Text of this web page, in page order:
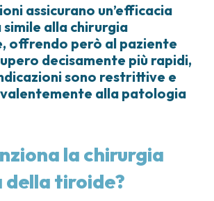
assicurano un’efficacia
alla chirurgia
offrendo però al paziente
decisamente più rapidi,
sono restrittive e
alla patologia
la chirurgia
tiroide?